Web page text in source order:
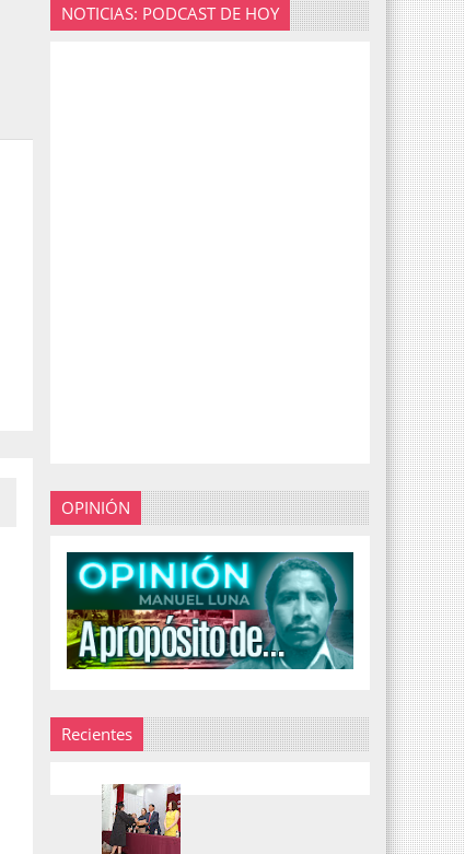
NOTICIAS: PODCAST DE HOY
OPINIÓN
Recientes